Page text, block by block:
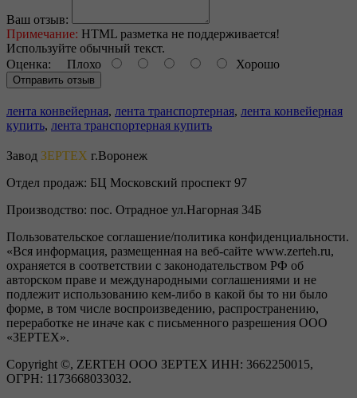
Ваш отзыв:
Примечание: HTML разметка не поддерживается!
Используйте обычный текст.
Оценка: Плохо Хорошо
Отправить отзыв
лента конвейерная, лента транспортерная, лента конвейерная
купить, лента транспортерная купить
Завод ЗЕРТЕХ г.Воронеж
Отдел продаж: БЦ Московский проспект 97
Производство: пос. Отрадное ул.Нагорная 34Б
Пользовательское соглашение/политика конфиденциальности.
«Вся информация, размещенная на веб-сайте www.zerteh.ru,
охраняется в соответствии с законодательством РФ об
авторском праве и международными соглашениями и не
подлежит использованию кем-либо в какой бы то ни было
форме, в том числе воспроизведению, распространению,
переработке не иначе как с письменного разрешения ООО
«ЗЕРТЕХ».
Copyright ©, ZERTEH ООО ЗЕРТЕХ ИНН: 3662250015,
ОГРН: 1173668033032.